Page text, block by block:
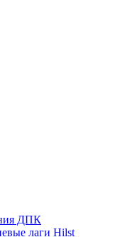
ДПК
лаги Hilst